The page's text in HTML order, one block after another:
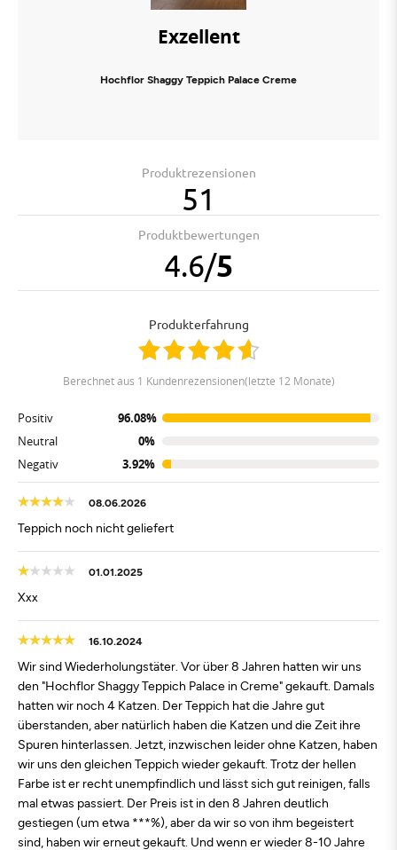
Exzellent
Hochflor Shaggy Teppich Palace Creme
Produktrezensionen
51
Produktbewertungen
4.6/5
Produkterfahrung
berechnet aus 1 Kundenrezensionen(letzte 12 Monate)
Positiv
96.08%
Neutral
0%
Negativ
3.92%
08.06.2026
Teppich noch nicht geliefert
01.01.2025
Xxx
16.10.2024
Wir sind Wiederholungstäter. Vor über 8 Jahren hatten wir uns
den "Hochflor Shaggy Teppich Palace in Creme" gekauft. Damals
hatten wir noch 4 Katzen. Der Teppich hat die Jahre gut
überstanden, aber natürlich haben die Katzen und die Zeit ihre
Spuren hinterlassen. Jetzt, inzwischen leider ohne Katzen, haben
wir uns den gleichen Teppich wieder gekauft. Trotz der hellen
Farbe ist er recht unempfindlich und lässt sich gut reinigen, falls
mal etwas passiert. Der Preis ist in den 8 Jahren deutlich
gestiegen (um etwa ***%), aber da wir so von ihm begeistert
sind, haben wir erneut gekauft. Und wenn er wieder 8-10 Jahre